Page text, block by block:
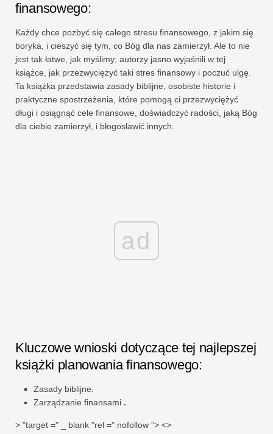
finansowego:
Każdy chce pozbyć się całego stresu finansowego, z jakim się
boryka, i cieszyć się tym, co Bóg dla nas zamierzył. Ale to nie
jest tak łatwe, jak myślimy; autorzy jasno wyjaśnili w tej
książce, jak przezwyciężyć taki stres finansowy i poczuć ulgę.
Ta książka przedstawia zasady biblijne, osobiste historie i
praktyczne spostrzeżenia, które pomogą ci przezwyciężyć
długi i osiągnąć cele finansowe, doświadczyć radości, jaką Bóg
dla ciebie zamierzył, i błogosławić innych.
ad
Kluczowe wnioski dotyczące tej najlepszej
książki planowania finansowego:
Zasady biblijne.
Zarządzanie finansami .
> "target =" _ blank "rel =" nofollow "> <>